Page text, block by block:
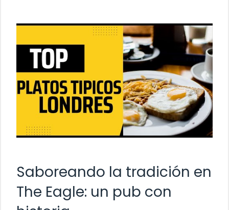
Saboreando la tradición en
The Eagle: un pub con